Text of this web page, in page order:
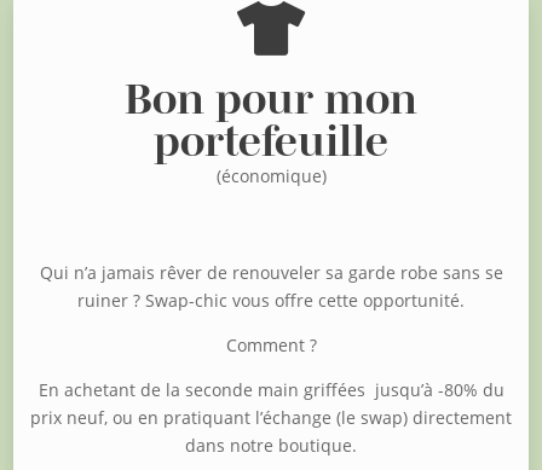

Bon pour mon
portefeuille
(économique)
Qui n’a jamais rêver de renouveler sa garde robe sans se
ruiner ? Swap-chic vous offre cette opportunité.
Comment ?
En achetant de la seconde main griffées jusqu’à -80% du
prix neuf, ou en pratiquant l’échange (le swap) directement
dans notre boutique.